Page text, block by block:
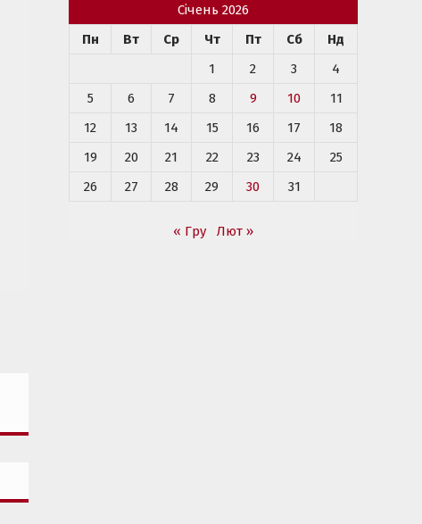
Січень 2026
Пн
Вт Ср Чт Пт Сб
Нд
1
2 3
4
5
6 7 8 9 10
11
12
13 14 15 16 17
18
19
20 21 22 23 24
25
26
27 28 29 30 31
« Гру Лют »